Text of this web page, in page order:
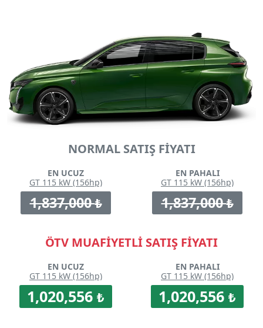
NORMAL SATIŞ FİYATI
EN UCUZ
GT 115 kW (156hp)
1,837,000₺
EN PAHALI
GT 115 kW (156hp)
1,837,000₺
ÖTV MUAFİYETLİ SATIŞ FİYATI
EN UCUZ
GT 115 kW (156hp)
1,020,556 ₺
EN PAHALI
GT 115 kW (156hp)
1,020,556 ₺